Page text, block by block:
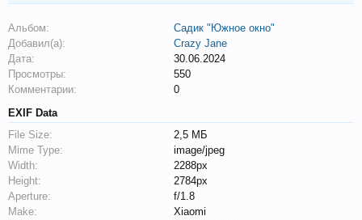
Альбом:
Садик "Южное окно"
Добавил(а):
Crazy Jane
Дата:
30.06.2024
Просмотры:
550
Комментарии:
0
EXIF Data
File Size:
2,5 МБ
Mime Type:
image/jpeg
Width:
2288px
Height:
2784px
Aperture:
f/1.8
Make:
Xiaomi